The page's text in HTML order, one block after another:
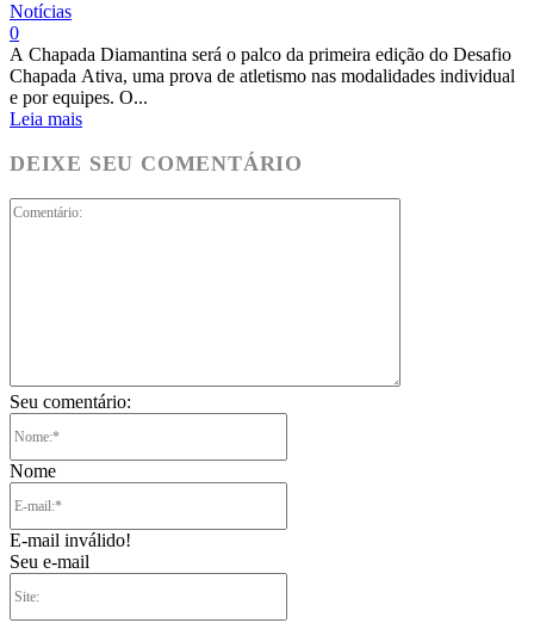
Notícias
0
A Chapada Diamantina será o palco da primeira edição do Desafio
Chapada Ativa, uma prova de atletismo nas modalidades individual
e por equipes. O...
Leia mais
DEIXE SEU COMENTÁRIO
Seu comentário:
Nome
E-mail inválido!
Seu e-mail